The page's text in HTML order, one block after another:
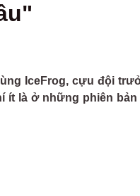
IceFrog, cựu đội
ít là ở những phiên bản